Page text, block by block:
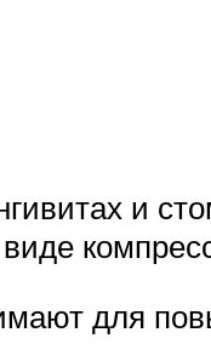
и
для